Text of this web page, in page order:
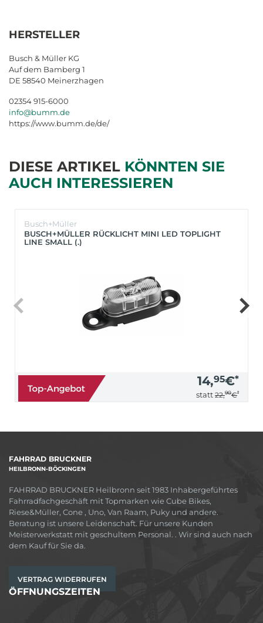
HERSTELLER
Busch & Müller KG
Auf dem Bamberg 1
DE 58540 Meinerzhagen
02354 915-6000
info@bumm.de
https://www.bumm.de/de/
DIESE ARTIKEL KÖNNTEN SIE
AUCH INTERESSIEREN
Busch+Müller
BUSCH+MÜLLER RÜCKLICHT MINI LED TOPLIGHT
LINE SMALL (.)
14,95€*
statt 22,90€*
FAHRRAD BRUCKNER
HEILBRONN-BÖCKINGEN
FAHRRAD BRUCKNER Heilbronn seit 1983 Inhabergeführtes
Fahrradfachgeschäft mit Topmarken wie Cube Bikes,
Riese&Müller, Cone , Uno, Van Raam, Puky und andere.
Beratung ist unsere Leidenschaft. Für unsere Kunden
Meisterwerkstatt mit geschultem Personal. . Wir sind auch nach
dem Kauf für Sie da.
VERTRAG WIDERRUFEN
ÖFFNUNGSZEITEN